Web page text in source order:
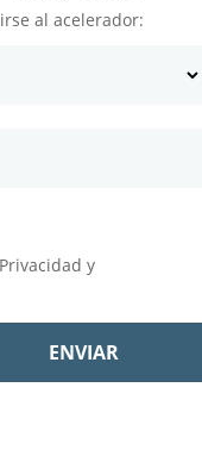
al acelerador:
y